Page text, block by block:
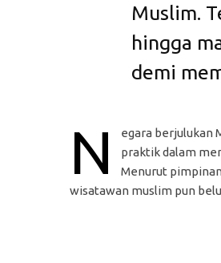
Muslim.
hingga
demi
N
egara berjulukan
praktik dalam
Menurut
wisatawan muslim pun